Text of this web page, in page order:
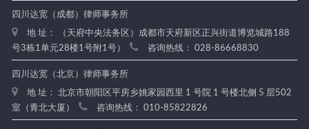
四川达宽（成都）律师事务所
地 址： （天府中央法务区）成都市天府新区正兴街道博览城路188
号3栋1单元28楼1号附1号）
咨询热线： 028-86668830
四川达宽（北京）律师事务所
地 址： 北京市朝阳区平房乡姚家园西里 1 号院 1 号楼北侧 5 层502
室（青北大厦）
咨询热线： 010-85822826